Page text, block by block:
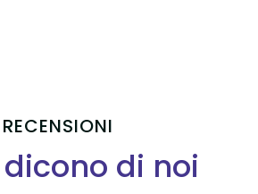
RECENSIONI
di noi